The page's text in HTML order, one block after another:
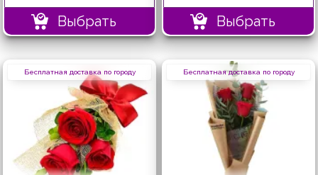
Выбрать Выбрать
Бесплатная доставка по городу Бесплатная доставка по городу